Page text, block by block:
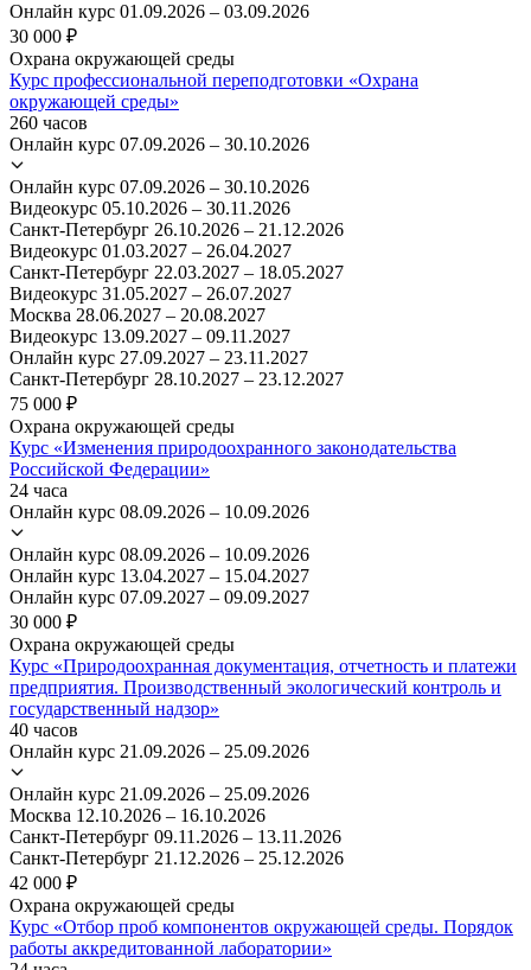
Онлайн курс 01.09.2026 – 03.09.2026
30 000 ₽
Охрана окружающей среды
Курс профессиональной переподготовки «Охрана
окружающей среды»
260 часов
Онлайн курс 07.09.2026 – 30.10.2026
Онлайн курс 07.09.2026 – 30.10.2026
Видеокурс 05.10.2026 – 30.11.2026
Санкт-Петербург 26.10.2026 – 21.12.2026
Видеокурс 01.03.2027 – 26.04.2027
Санкт-Петербург 22.03.2027 – 18.05.2027
Видеокурс 31.05.2027 – 26.07.2027
Москва 28.06.2027 – 20.08.2027
Видеокурс 13.09.2027 – 09.11.2027
Онлайн курс 27.09.2027 – 23.11.2027
Санкт-Петербург 28.10.2027 – 23.12.2027
75 000 ₽
Охрана окружающей среды
Курс «Изменения природоохранного законодательства
Российской Федерации»
24 часа
Онлайн курс 08.09.2026 – 10.09.2026
Онлайн курс 08.09.2026 – 10.09.2026
Онлайн курс 13.04.2027 – 15.04.2027
Онлайн курс 07.09.2027 – 09.09.2027
30 000 ₽
Охрана окружающей среды
Курс «Природоохранная документация, отчетность и платежи
предприятия. Производственный экологический контроль и
государственный надзор»
40 часов
Онлайн курс 21.09.2026 – 25.09.2026
Онлайн курс 21.09.2026 – 25.09.2026
Москва 12.10.2026 – 16.10.2026
Санкт-Петербург 09.11.2026 – 13.11.2026
Санкт-Петербург 21.12.2026 – 25.12.2026
42 000 ₽
Охрана окружающей среды
Курс «Отбор проб компонентов окружающей среды. Порядок
работы аккредитованной лаборатории»